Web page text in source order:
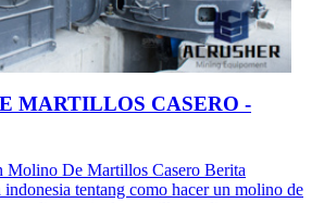
MARTILLOS CASERO -
Molino De Martillos Casero Berita
tentang como hacer un molino de